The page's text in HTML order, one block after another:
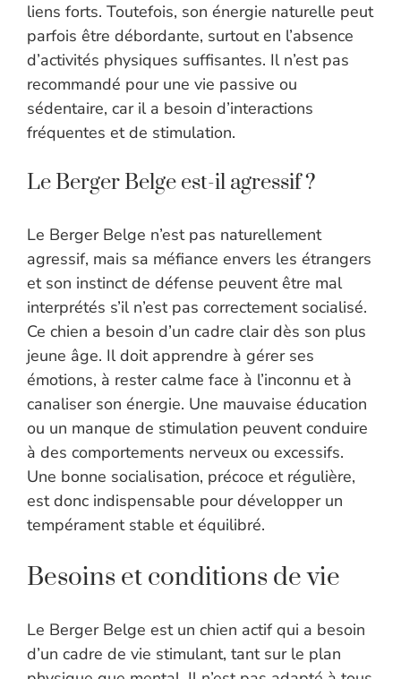
liens forts. Toutefois, son énergie naturelle peut
parfois être débordante, surtout en l’absence
d’activités physiques suffisantes. Il n’est pas
recommandé pour une vie passive ou
sédentaire, car il a besoin d’interactions
fréquentes et de stimulation.
Le Berger Belge est-il agressif ?
Le Berger Belge n’est pas naturellement
agressif, mais sa méfiance envers les étrangers
et son instinct de défense peuvent être mal
interprétés s’il n’est pas correctement socialisé.
Ce chien a besoin d’un cadre clair dès son plus
jeune âge. Il doit apprendre à gérer ses
émotions, à rester calme face à l’inconnu et à
canaliser son énergie. Une mauvaise éducation
ou un manque de stimulation peuvent conduire
à des comportements nerveux ou excessifs.
Une bonne socialisation, précoce et régulière,
est donc indispensable pour développer un
tempérament stable et équilibré.
Besoins et conditions de vie
Le Berger Belge est un chien actif qui a besoin
d’un cadre de vie stimulant, tant sur le plan